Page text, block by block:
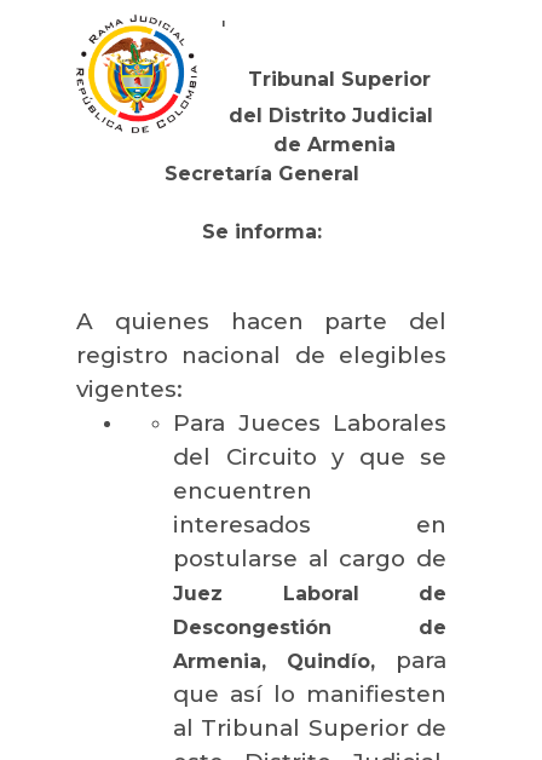
'
Tribunal Superior
del Distrito Judicial
de Armenia
Secretaría General
Se informa:
A quienes hacen parte del
registro nacional de elegibles
vigentes:
Para Jueces Laborales
del Circuito y que se
encuentren
interesados en
postularse al cargo de
Juez Laboral de
Descongestión de
Armenia, Quindío,
para
que así lo manifiesten
al Tribunal Superior de